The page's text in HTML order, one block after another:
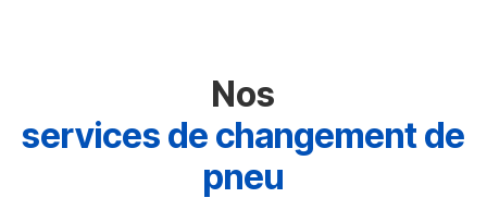
Nos
services de changement de
pneu